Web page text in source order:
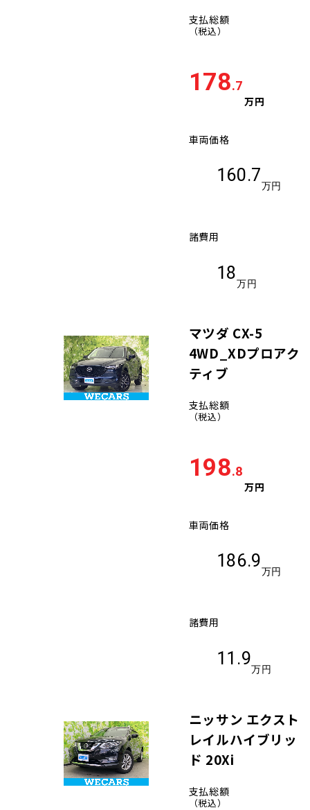
支払総額
（税込）
178.7
万円
車両価格
160.7
万円
諸費用
18
万円
マツダ CX-5
4WD_XDプロアク
ティブ
支払総額
（税込）
198.8
万円
車両価格
186.9
万円
諸費用
11.9
万円
ニッサン エクスト
レイルハイブリッ
ド 20Xi
支払総額
（税込）